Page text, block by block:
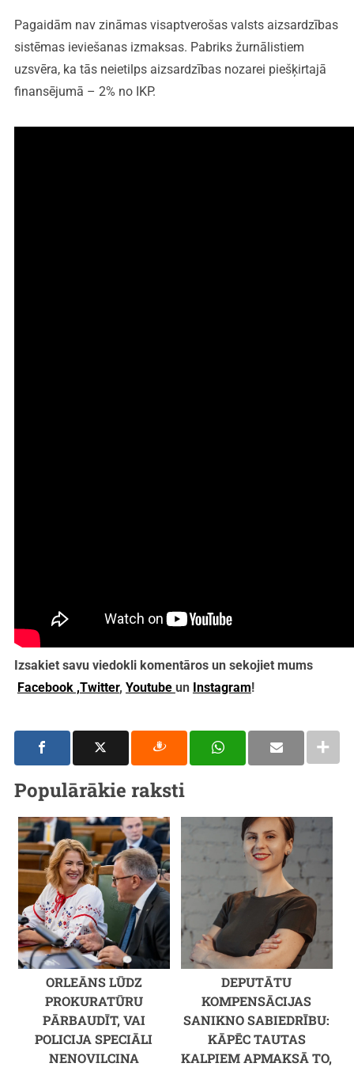
Pagaidām nav zināmas visaptverošas valsts aizsardzības
sistēmas ieviešanas izmaksas. Pabriks žurnālistiem
uzsvēra, ka tās neietilps aizsardzības nozarei piešķirtajā
finansējumā – 2% no IKP.
Izsakiet savu viedokli komentāros un sekojiet mums
Facebook ,Twitter, Youtube un Instagram!
Populārākie raksti
ORLEĀNS LŪDZ
PROKURATŪRU
PĀRBAUDĪT, VAI
POLICIJA SPECIĀLI
NENOVILCINA
DEPUTĀTU
KOMPENSĀCIJAS
SANIKNO SABIEDRĪBU:
KĀPĒC TAUTAS
KALPIEM APMAKSĀ TO,